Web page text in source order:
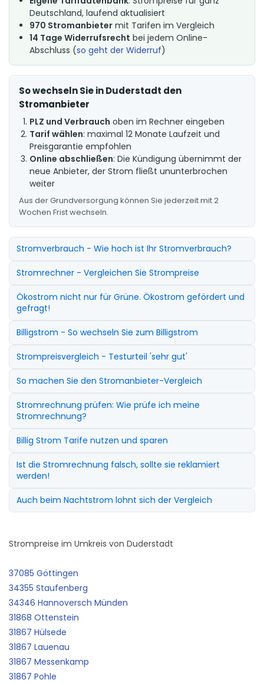
Deutschland, laufend aktualisiert
970 Stromanbieter mit Tarifen im Vergleich
14 Tage Widerrufsrecht bei jedem Online-
Abschluss (so geht der Widerruf)
So wechseln Sie in Duderstadt den
Stromanbieter
PLZ und Verbrauch oben im Rechner eingeben
Tarif wählen: maximal 12 Monate Laufzeit und
Preisgarantie empfohlen
Online abschließen: Die Kündigung übernimmt der
neue Anbieter, der Strom fließt ununterbrochen
weiter
Aus der Grundversorgung können Sie jederzeit mit 2
Wochen Frist wechseln.
Stromverbrauch - Wie hoch ist Ihr Stromverbrauch?
Stromrechner - Vergleichen Sie Strompreise
Ökostrom nicht nur für Grüne. Ökostrom gefördert und
gefragt!
Billigstrom - So wechseln Sie zum Billigstrom
Strompreisvergleich - Testurteil 'sehr gut'
So machen Sie den Stromanbieter-Vergleich
Stromrechnung prüfen: Wie prüfe ich meine
Stromrechnung?
Billig Strom Tarife nutzen und sparen
Ist die Stromrechnung falsch, sollte sie reklamiert
werden!
Auch beim Nachtstrom lohnt sich der Vergleich
Strompreise im Umkreis von Duderstadt
37085 Göttingen
34355 Staufenberg
34346 Hannoversch Münden
31868 Ottenstein
31867 Hülsede
31867 Lauenau
31867 Messenkamp
31867 Pohle